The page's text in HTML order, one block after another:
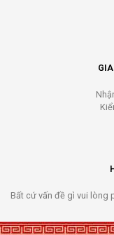
Bất cứ vấn đề gì vui lòng